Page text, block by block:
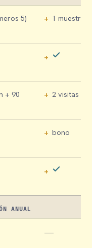
5) + 1 muestra
+
+ 90
+ 2 visitas
+ bono
+
ANUAL
—